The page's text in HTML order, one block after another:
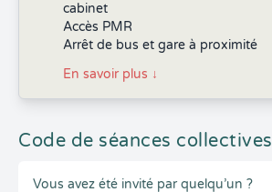
cabinet
Accès PMR
Arrêt de bus et gare à proximité
En savoir plus ↓
Code de séances collectives
Vous avez été invité par quelqu’un ?